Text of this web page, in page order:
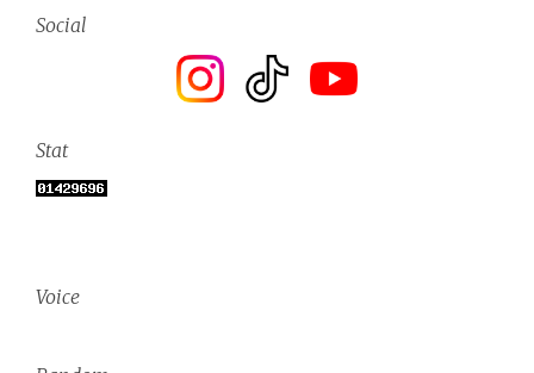
Social
Stat
Voice